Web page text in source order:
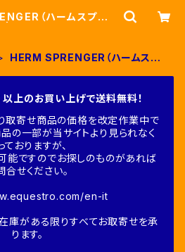
（ハームスプリン
HERM SPRENGER（ハームスプ
上のお買い上げで送料無料！
取寄せ商品の価格を改定作業中で
の一部が当サイトより見られなく
ておりますが、
能ですのでお探しのものがあれば
合せください。
en-it
庫がある限りすべてお取寄せを承
ります。